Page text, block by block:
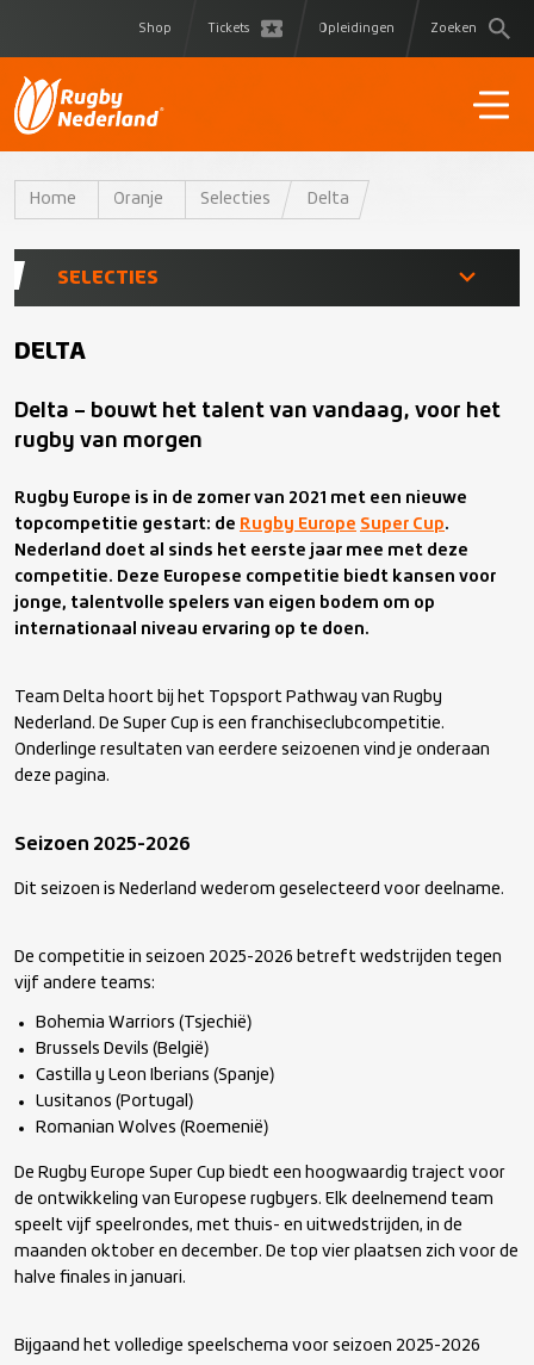
Shop Tickets Opleidingen Zoeken
Home Oranje Selecties Delta
SELECTIES
Heren XV
Dames XV
Onder 20 – jongens
Onder 18 – jongens
Onder 18 – meiden
Onder 17 – jongens
Onder 16 – jongens
Regio Rugby
DELTA
Delta – bouwt het talent van vandaag, voor het
rugby van morgen
Rugby Europe is in de zomer van 2021 met een nieuwe
topcompetitie gestart: de Rugby Europe Super Cup.
Nederland doet al sinds het eerste jaar mee met deze
competitie. Deze Europese competitie biedt kansen voor
jonge, talentvolle spelers van eigen bodem om op
internationaal niveau ervaring op te doen.
Team Delta hoort bij het Topsport Pathway van Rugby
Nederland. De Super Cup is een franchiseclubcompetitie.
Onderlinge resultaten van eerdere seizoenen vind je onderaan
deze pagina.
Seizoen 2025-2026
Dit seizoen is Nederland wederom geselecteerd voor deelname.
De competitie in seizoen 2025-2026 betreft wedstrijden tegen
vijf andere teams:
Bohemia Warriors (Tsjechië)
Brussels Devils (België)
Castilla y Leon Iberians (Spanje)
Lusitanos (Portugal)
Romanian Wolves (Roemenië)
De Rugby Europe Super Cup biedt een hoogwaardig traject voor
de ontwikkeling van Europese rugbyers. Elk deelnemend team
speelt vijf speelrondes, met thuis- en uitwedstrijden, in de
maanden oktober en december. De top vier plaatsen zich voor de
halve finales in januari.
Bijgaand het volledige speelschema voor seizoen 2025-2026